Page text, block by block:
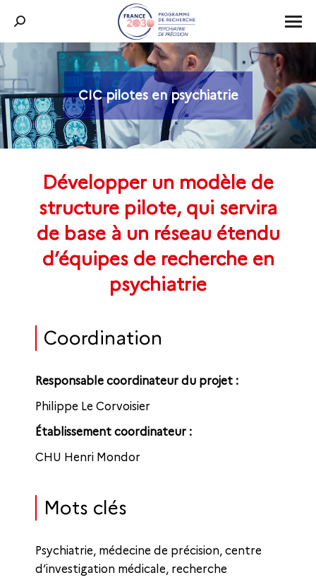
Recherche
:
CIC pilotes en psychiatrie
Vous êtes ici :
Développer un modèle de
structure pilote, qui servira
de base à un réseau étendu
d’équipes de recherche en
psychiatrie
Coordination
Responsable coordinateur du projet :
Philippe Le Corvoisier
Établissement coordinateur :
CHU Henri Mondor
Mots clés
Psychiatrie, médecine de précision, centre
d’investigation médicale, recherche